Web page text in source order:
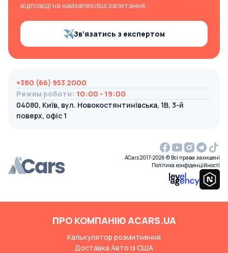
відповіді на найзапекліші запитання.
Зв’язатись з експертом
+380 (66) 953 2000
Режим роботи: 10:00 - 19:00
04080, Київ, вул. Новокостянтинівська, 1В, 3-й
поверх, офіс 1
ACars 2017-2026 © Всі права захищені
Політика конфіденційності
ПРО КОМПАНІЮ ACARS.UA
Калькулятор розмитнення
Доставка Авто із США